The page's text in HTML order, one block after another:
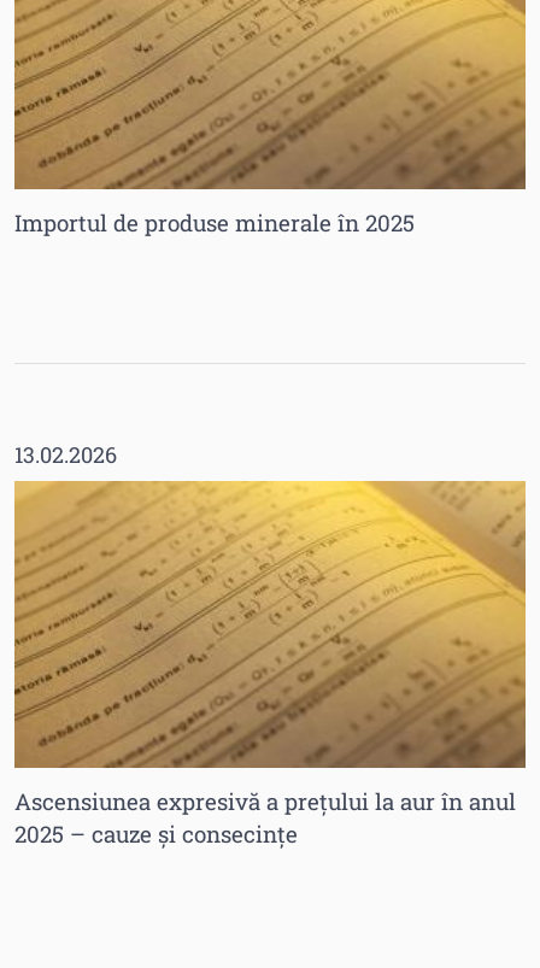
Importul de produse minerale în 2025
13.02.2026
Ascensiunea expresivă a prețului la aur în anul
2025 – cauze și consecințe